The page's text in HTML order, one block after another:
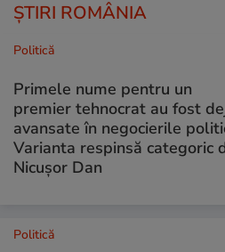
ȘTIRI ROMÂNIA
Politică
Primele nume pentru un
premier tehnocrat au fost
avansate în negocierile
Varianta respinsă categoric
Nicușor Dan
Politică